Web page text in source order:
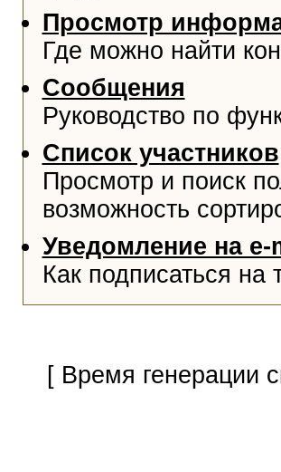
Просмотр
Где можно найти
Сообщения
Руководство по
Список участников
Просмотр и поиск
возможность
Уведомление на
Как подписаться
[ Время генерации